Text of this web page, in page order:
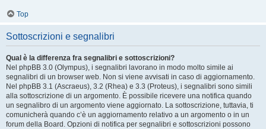
Top
Sottoscrizioni e segnalibri
Qual è la differenza fra segnalibri e sottoscrizioni?
Nel phpBB 3.0 (Olympus), i segnalibri lavorano in modo molto simile ai
segnalibri di un browser web. Non si viene avvisati in caso di aggiornamento.
Nel phpBB 3.1 (Ascraeus), 3.2 (Rhea) e 3.3 (Proteus), i segnalibri sono simili
alla sottoscrizione di un argomento. È possibile ricevere una notifica quando
un segnalibro di un argomento viene aggiornato. La sottoscrizione, tuttavia, ti
comunicherà quando c’è un aggiornamento relativo a un argomento o in un
forum della Board. Opzioni di notifica per segnalibri e sottoscrizioni possono